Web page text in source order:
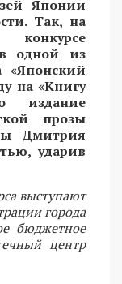
Японии
Так, на
конкурсе
одной из
«Японский
на «Книгу
издание
прозы
Дмитрия
ударив
выступают
города
бюджетное
центр